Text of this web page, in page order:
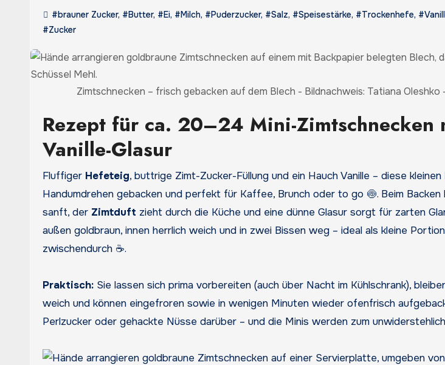
#brauner Zucker, #Butter, #Ei, #Milch, #Puderzucker, #Salz, #Speisestärke, #Trockenhefe,
#Zucker
Zimtschnecken – frisch gebacken auf dem Blech - Bildnachweis: Tatiana Oleshko
Rezept für ca. 20–24 Mini-Zimtschnecken
Vanille-Glasur
Fluffiger Hefeteig, buttrige Zimt-Zucker-Füllung und ein Hauch Vanille – diese kleinen
Handumdrehen gebacken und perfekt für Kaffee, Brunch oder to go 🍥. Beim Backen
sanft, der Zimtduft zieht durch die Küche und eine dünne Glasur sorgt für zarten
außen goldbraun, innen herrlich weich und in zwei Bissen weg – ideal als kleine
zwischendurch ☕.
Praktisch: Sie lassen sich prima vorbereiten (auch über Nacht im Kühlschrank),
weich und können eingefroren sowie in wenigen Minuten wieder ofenfrisch
Perlzucker oder gehackte Nüsse darüber – und die Minis werden zum